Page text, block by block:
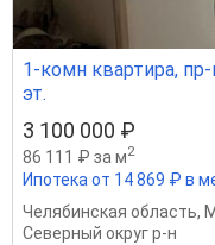
1-комн квартира,
эт.
3 100 000 ₽
86 111 ₽ за м2
Ипотека от 14 869 ₽ в
Челябинская область,
Северный округ р-н